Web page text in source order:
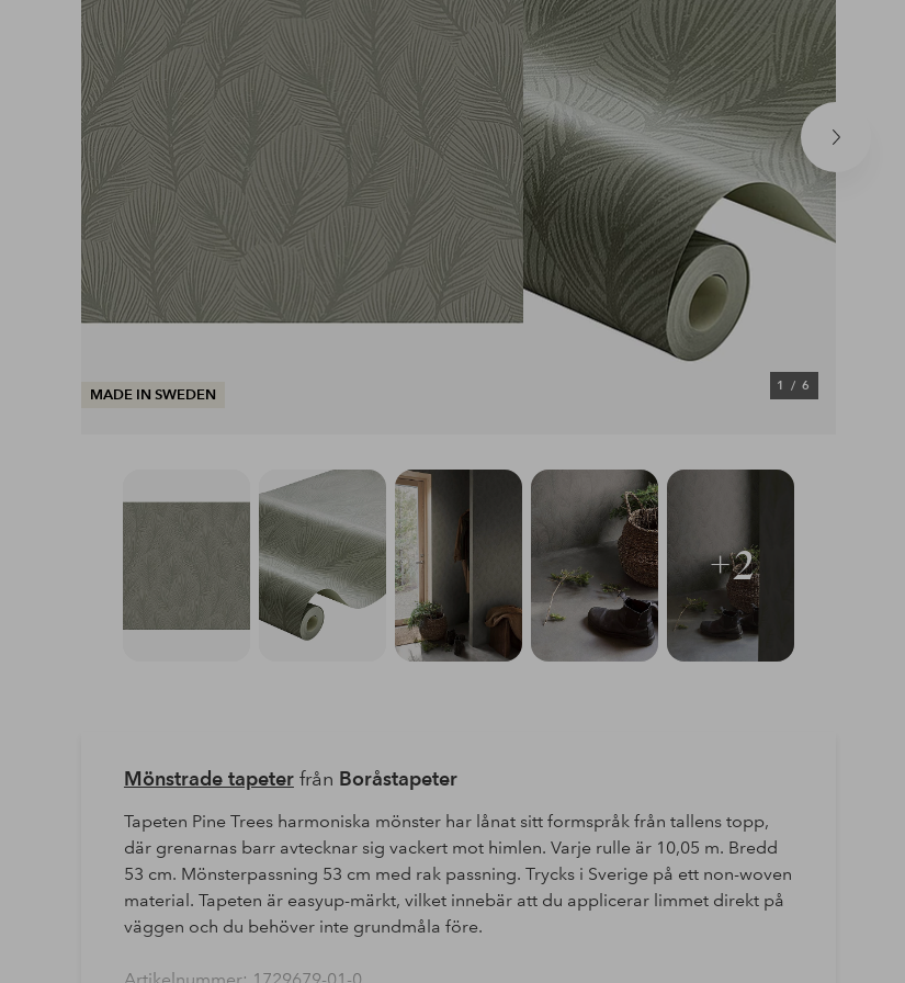
Nästa
MADE IN SWEDEN
1/ 6
+2
Mönstrade tapeterfrån Boråstapeter
Tapeten Pine Trees harmoniska mönster har lånat sitt formspråk från tallens topp,
där grenarnas barr avtecknar sig vackert mot himlen. Varje rulle är 10,05 m. Bredd
53 cm. Mönsterpassning 53 cm med rak passning. Trycks i Sverige på ett non-woven
material. Tapeten är easyup-märkt, vilket innebär att du applicerar limmet direkt på
väggen och du behöver inte grundmåla före.